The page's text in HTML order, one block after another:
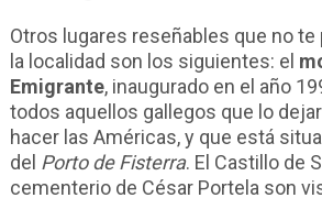
Otros lugares reseñables que no
la localidad son los siguientes: el
Emigrante, inaugurado en el año
todos aquellos gallegos que lo
hacer las Américas, y que está
del Porto de Fisterra. El Castillo de
cementerio de César Portela son